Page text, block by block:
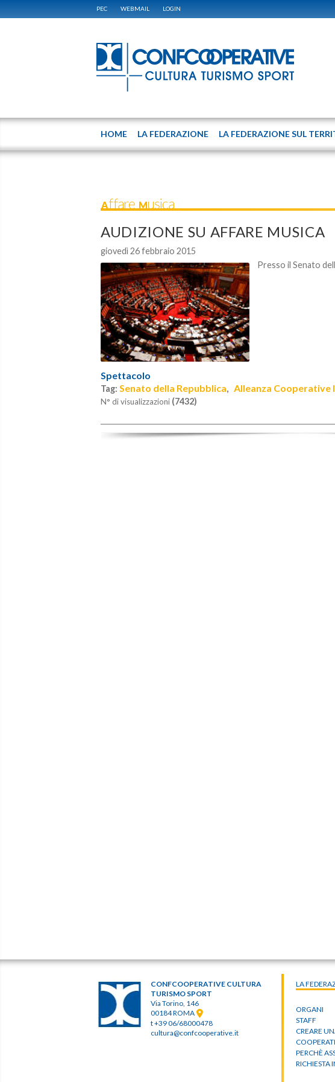
PEC WEBMAIL LOGIN
HOME LA FEDERAZIONE LA FEDERAZIONE SUL
Affare Musica
AUDIZIONE SU AFFARE MUSICA
giovedì 26 febbraio 2015
Presso il Senato
Spettacolo
Tag:Senato della Repubblica,Alleanza Cooperative
N° di visualizzazioni (7432)
LA
ORGANI
STAFF
CREARE
PERCHÈ
RICHIESTA
CONFCOOPERATIVE CULTURA
TURISMO SPORT
Via Torino, 146
00184 ROMA
t +39 06/68000478
cultura@confcooperative.it